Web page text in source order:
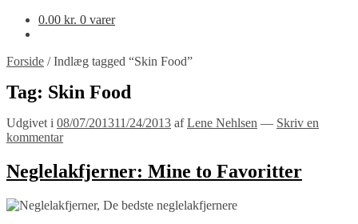
0.00 kr. 0 varer
Forside /Indlæg tagged “Skin Food”
Tag: Skin Food
Udgivet i 08/07/201311/24/2013 afLene Nehlsen — Skriv en
kommentar
Neglelakfjerner: Mine to Favoritter